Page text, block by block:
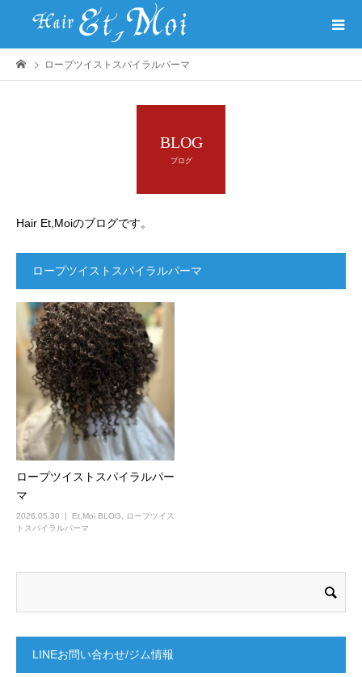
ロープツイストスパイラルパーマ
BLOG
ブログ
Hair Et,Moiのブログです。
ロープツイストスパイラルパーマ
ロープツイストスパイラルパー
マ
2026.05.30 Et,Moi BLOG
ロープツイス
トスパイラルパーマ
LINEお問い合わせ/ジム情報